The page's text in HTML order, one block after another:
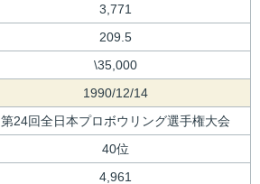
3,771
209.5
\35,000
1990/12/14
第24回全日本プロボウリング選手権大会
40位
4,961